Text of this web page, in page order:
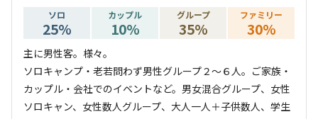
力があり綺麗です。
冬場は水道管が凍る為、トイレ風呂シャワーを含む全ての
水道管が使用出来ない場合があります。予約する前に都度
ご確認ください。 山の中にポツンとあるので、買い出し
をしてから来てください。近くに日帰り温泉あり。
ソロ
25%
カップル
10%
グループ
35%
ファミリー
30%
主に男性客。様々。
ソロキャンプ・老若問わず男性グループ２〜６人。ご家族・
カップル・会社でのイベントなど。男女混合グループ、女性
ソロキャン、女性数人グループ、大人一人＋子供数人、学生